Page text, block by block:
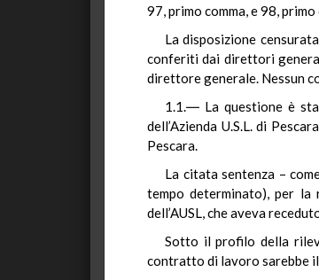
97, primo comma, e 98,
La disposizione
conferiti dai direttori
direttore generale. Nessun
1.1.― La questione è
dell’Azienda U.S.L. di
Pescara.
La citata sentenza –
tempo determinato), per la
dell’AUSL, che aveva
Sotto il profilo della
contratto di lavoro sarebbe